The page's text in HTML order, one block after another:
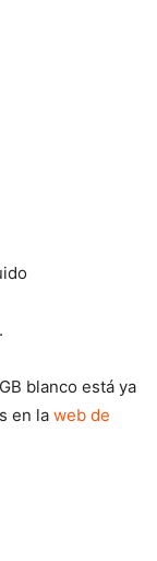
blanco está ya
en la web de